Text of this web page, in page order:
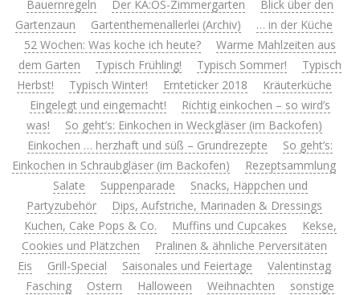
Bauernregeln
Der KA:OS-Zimmergarten
Blick über den
Gartenzaun
Gartenthemenallerlei (Archiv)
… in der Küche
52 Wochen: Was koche ich heute?
Warme Mahlzeiten aus
dem Garten
Typisch Frühling! Typisch Sommer!
Typisch
Herbst!
Typisch Winter! Ernteticker 2018
Kräuterküche
Eingelegt und eingemacht!
Richtig einkochen – so wird’s
was!
So geht’s: Einkochen in Weckgläser (im Backofen)
Einkochen … herzhaft und süß – Grundrezepte
So geht’s:
Einkochen in Schraubgläser (im Backofen)
Rezeptsammlung
Salate
Suppenparade
Snacks, Häppchen und
Partyzubehör
Dips, Aufstriche, Marinaden & Dressings
Kuchen, Cake Pops & Co.
Muffins und Cupcakes
Kekse,
Cookies und Plätzchen
Pralinen & ähnliche Perversitäten
Eis
Grill-Special Saisonales und Feiertage
Valentinstag
Fasching
Ostern Halloween Weihnachten
sonstige